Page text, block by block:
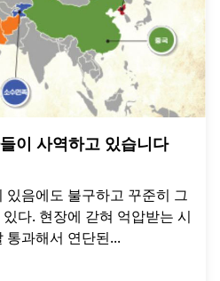
이 사역하고 있습니다
있음에도 불구하고 꾸준히 그
다. 현장에 갇혀 억압받는 시
통과해서 연단된...